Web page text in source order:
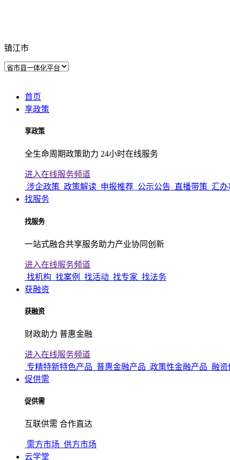
镇江市
首页
享政策
享政策
全生命周期政策助力 24小时在线服务
进入在线服务频道
涉企政策 政策解读 申报推荐 公示公告 直播带策 汇办
找服务
找服务
一站式融合共享服务助力产业协同创新
进入在线服务频道
找机构 找案例 找活动 找专家 找法务
获融资
获融资
财政助力 普惠金融
进入在线服务频道
专精特新特色产品 普惠金融产品 政策性金融产品 融资
促供需
促供需
互联供需 合作直达
需方市场 供方市场
云学堂